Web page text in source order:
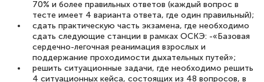
70% и более правильных ответов (каждый вопрос в
тесте имеет 4 варианта ответа, где один правильный);
сдать практическую часть экзамена, где необходимо
сдать следующие станции в рамках ОСКЭ: -«Базовая
сердечно-легочная реанимация взрослых и
поддержание проходимости дыхательных путей»;
решить ситуационные задачи, где необходимо решить
4 ситуационных кейса, состоящих из 48 вопросов, в